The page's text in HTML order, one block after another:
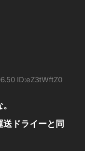
ID:eZ3tWftZ0
送ドライーと同